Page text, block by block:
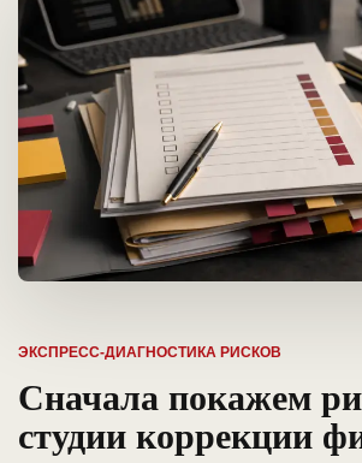
ЭКСПРЕСС-ДИАГНОСТИКА РИСКОВ
Сначала покажем
студии коррекции